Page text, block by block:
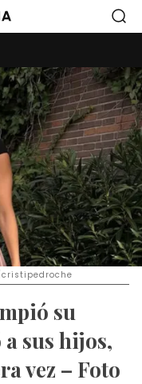
su
sus hijos,
vez – Foto